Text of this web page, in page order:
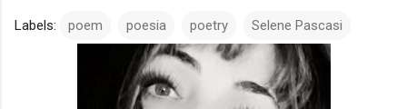
Labels: poem poesia poetry Selene Pascasi